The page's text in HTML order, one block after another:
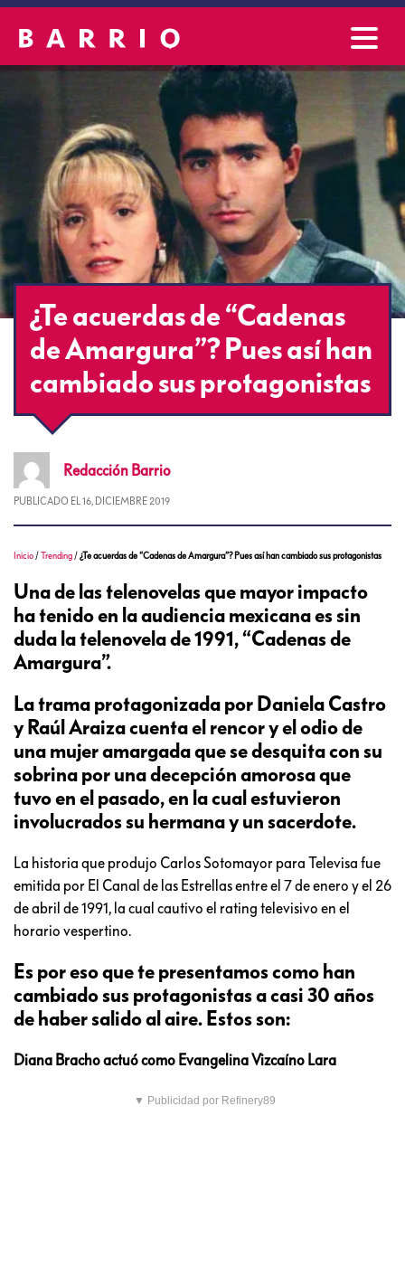
¿Te acuerdas de “Cadenas
de Amargura”? Pues así han
cambiado sus protagonistas
Redacción Barrio
PUBLICADO EL 16, DICIEMBRE 2019
Inicio /Trending /¿Te acuerdas de “Cadenas de Amargura”? Pues así han cambiado sus protagonistas
Una de las telenovelas que mayor impacto
ha tenido en la audiencia mexicana es sin
duda la telenovela de 1991, “Cadenas de
Amargura”.
La trama protagonizada por Daniela Castro
y Raúl Araiza cuenta el rencor y el odio de
una mujer amargada que se desquita con su
sobrina por una decepción amorosa que
tuvo en el pasado, en la cual estuvieron
involucrados su hermana y un sacerdote.
La historia que produjo Carlos Sotomayor para Televisa fue
emitida por El Canal de las Estrellas entre el 7 de enero y el 26
de abril de 1991, la cual cautivo el rating televisivo en el
horario vespertino.
Es por eso que te presentamos como han
cambiado sus protagonistas a casi 30 años
de haber salido al aire. Estos son:
Diana Bracho actuó como Evangelina Vizcaíno Lara
▼ Publicidad por Refinery89